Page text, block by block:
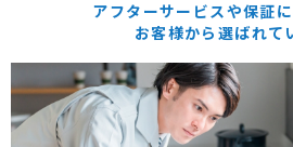
アフターサービスや保証に
お客様から選ばれて